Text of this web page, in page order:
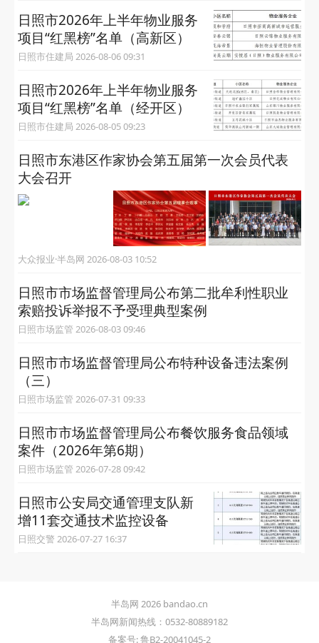
日照市2026年上半年物业服务
项目“红黑榜”名单（高新区）
日照市住建局 2026-08-06 09:31
日照市2026年上半年物业服务
项目“红黑榜”名单（经开区）
日照市住建局 2026-08-05 09:23
日照市东港区作家协会第五届第一次会员代表
大会召开
大众报业·半岛网 2026-08-03 10:52
日照市市场监督管理局公布第二批牟利性职业
索赔投诉举报不予受理典型案例
日照市场监管 2026-08-03 09:46
日照市市场监督管理局公布特种设备违法案例
（三）
日照市场监管 2026-07-31 09:33
日照市市场监督管理局公布餐饮服务食品领域
案件（2026年第6期）
日照市场监管 2026-07-28 09:42
日照市公安局交通管理支队新
增11套交通技术监控设备
日照交警 2026-07-27 16:37
半岛网 2026 bandao.cn
半岛网新闻热线：0532-80889182
备案号: 鲁B2-20041045-2